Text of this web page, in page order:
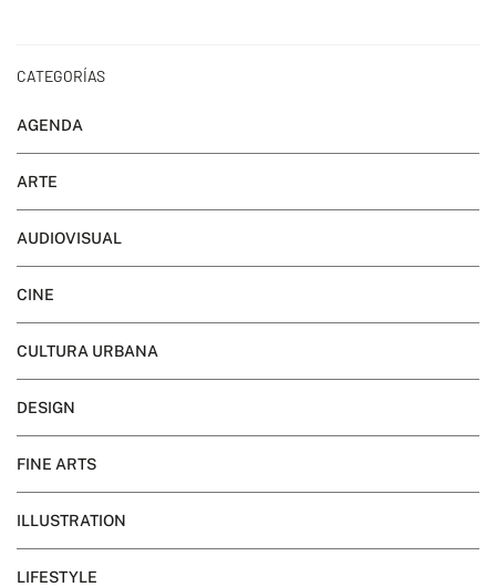
CATEGORÍAS
AGENDA
ARTE
AUDIOVISUAL
CINE
CULTURA URBANA
DESIGN
FINE ARTS
ILLUSTRATION
LIFESTYLE